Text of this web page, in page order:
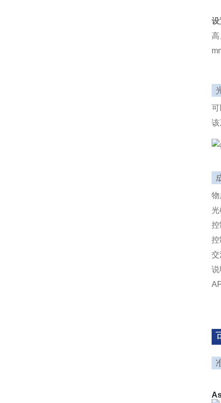
设
可
该
物
光
控
控
交
说